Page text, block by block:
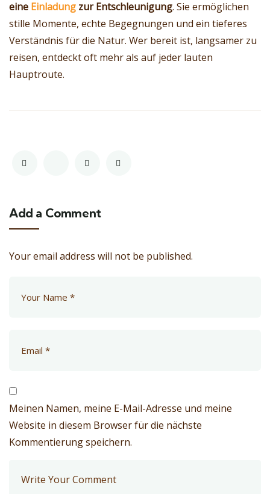
eine Einladung zur Entschleunigung. Sie ermöglichen
stille Momente, echte Begegnungen und ein tieferes
Verständnis für die Natur. Wer bereit ist, langsamer zu
reisen, entdeckt oft mehr als auf jeder lauten
Hauptroute.
Add a Comment
Your email address will not be published.
Meinen Namen, meine E-Mail-Adresse und meine
Website in diesem Browser für die nächste
Kommentierung speichern.